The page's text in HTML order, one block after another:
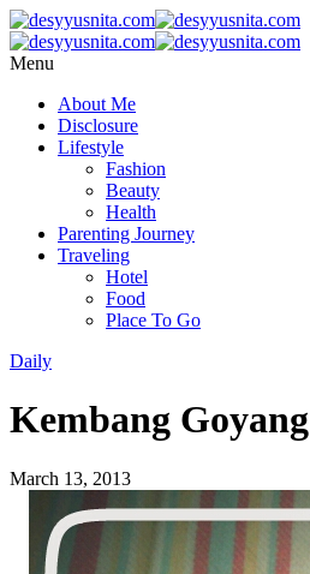
Menu
About Me
Disclosure
Lifestyle
Fashion
Beauty
Health
Parenting Journey
Traveling
Hotel
Food
Place To Go
Daily
Kembang Goyang
March 13, 2013